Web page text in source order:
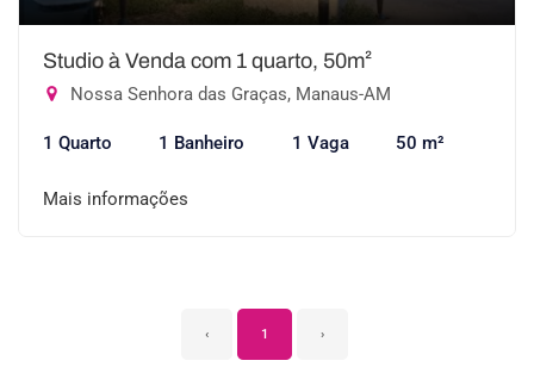
Studio à Venda com 1 quarto, 50m²
Nossa Senhora das Graças, Manaus-AM
1 Quarto 1 Banheiro 1 Vaga 50 m²
Mais informações
‹ 1 ›